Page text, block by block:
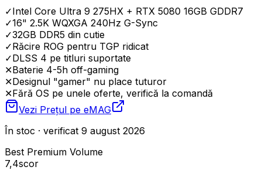
✓Intel Core Ultra 9 275HX + RTX 5080 16GB GDDR7
✓16" 2.5K WQXGA 240Hz G-Sync
✓32GB DDR5 din cutie
✓Răcire ROG pentru TGP ridicat
✓DLSS 4 pe titluri suportate
✕Baterie 4-5h off-gaming
✕Designul "gamer" nu place tuturor
✕Fără OS pe unele oferte, verifică la comandă
Vezi Prețul pe eMAG
În stoc · verificat 9 august 2026
Best Premium Volume
7,4scor